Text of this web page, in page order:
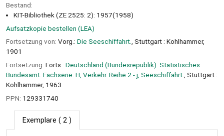
Bestand:
KIT-Bibliothek (ZE 2525: 2): 1957(1958)
Aufsatzkopie bestellen (LEA)
Fortsetzung von: Vorg.: Die Seeschiffahrt., Stuttgart : Kohlhammer,
1901
Fortsetzung: Forts.: Deutschland (Bundesrepublik). Statistisches
Bundesamt. Fachserie. H, Verkehr. Reihe 2 - j, Seeschiffahrt. , Stuttgart :
Kohlhammer, 1963
PPN: 129331740
Exemplare ( 2 )